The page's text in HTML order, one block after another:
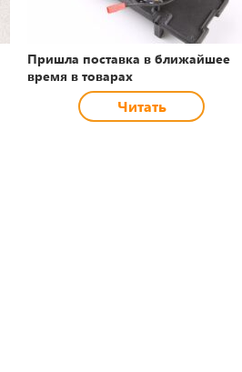
Пришла поставка в ближайшее
время в товарах
Читать